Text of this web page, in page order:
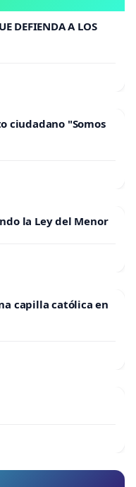
DEFIENDA A LOS
ciudadano "Somos
la Ley del Menor
capilla católica en